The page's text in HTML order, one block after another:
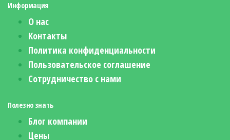
Информация
О нас
Контакты
Политика конфиденциальности
Пользовательское соглашение
Сотрудничество с нами
Полезно знать
Блог компании
Цены